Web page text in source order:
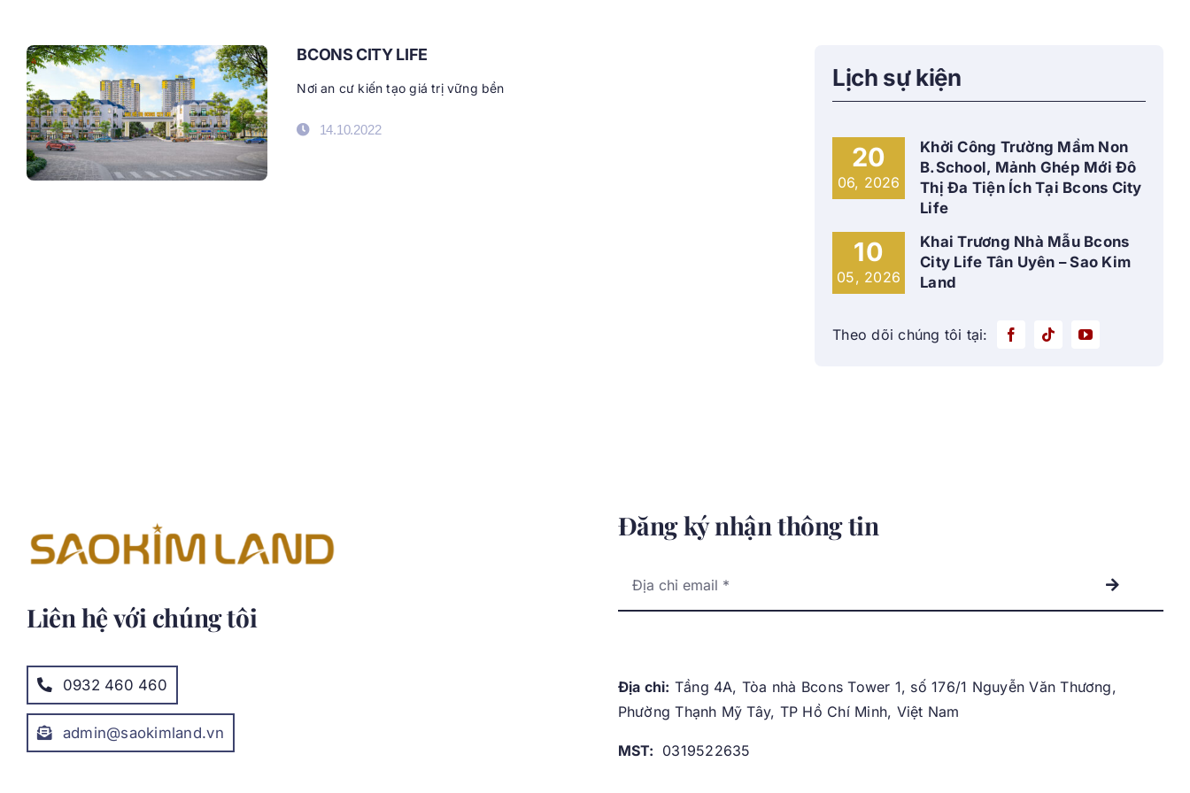
BCONS CITY LIFE
Nơi an cư kiến tạo giá trị vững bền
14.10.2022
Lịch sự kiện
20
06, 2026
Khởi Công Trường Mầm Non
B.School, Mảnh Ghép Mới Đô
Thị Đa Tiện Ích Tại Bcons City
Life
10
05, 2026
Khai Trương Nhà Mẫu Bcons
City Life Tân Uyên – Sao Kim
Land
Theo dõi chúng tôi tại:
Liên hệ với chúng tôi
0932 460 460
admin@saokimland.vn
Đăng ký nhận thông tin
Địa chỉ: Tầng 4A, Tòa nhà Bcons Tower 1, số 176/1 Nguyễn Văn Thương,
Phường Thạnh Mỹ Tây, TP Hồ Chí Minh, Việt Nam
MST: 0319522635